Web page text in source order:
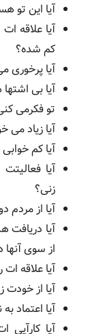
آیا این تو
آیا علاقه
کم شده؟
آیا پرخوری
آیا بی
تو فکرمی
آیا زیاد می
آیا کم
آیا
زنی؟
آیا از مردم
آیا دریافت
از سوی
آیا علاقه
آیا از خودت
آیا اعتماد
آیا